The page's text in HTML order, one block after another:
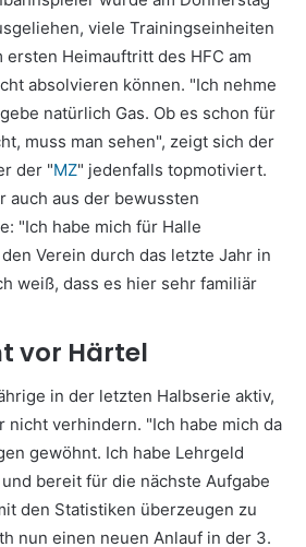
viele Trainingseinheiten
Heimauftritt des HFC am
absolvieren können. "Ich nehme
natürlich Gas. Ob es schon für
muss man sehen", zeigt sich der
der "MZ" jedenfalls topmotiviert.
auch aus der bewussten
"Ich habe mich für Halle
Verein durch das letzte Jahr in
weiß, dass es hier sehr familiär
vor Härtel
in der letzten Halbserie aktiv,
nicht verhindern. "Ich habe mich da
gewöhnt. Ich habe Lehrgeld
bereit für die nächste Aufgabe
den Statistiken überzeugen zu
nun einen neuen Anlauf in der 3.